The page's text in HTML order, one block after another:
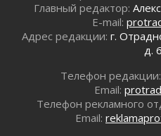
Главный редактор:
E-mail:
Адрес редакции: г.
д.
Телефон редакции:
Email:
Телефон рекламного
Email: